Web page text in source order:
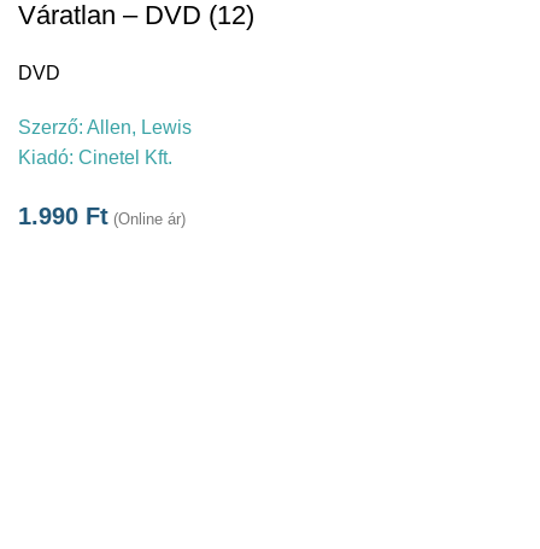
Váratlan – DVD (12)
DVD
Szerző: Allen, Lewis
Kiadó: Cinetel Kft.
1.990 Ft (Online ár)